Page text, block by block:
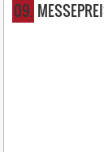
09.